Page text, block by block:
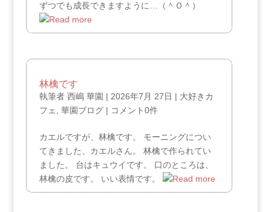
ずつでも成長できますように…（＾Ｏ＾）
林檎です
執筆者 西嶋 華園 | 2026年7月 27日 | 大好きカ
フェ
華園ブログ| コメント0件
カエルですが、林檎です。 モーニングについ
てきました、カエルさん。 林檎で作られてい
ました。 台はキュウイです。 口のところは、
林檎の皮です。 いい表情です。